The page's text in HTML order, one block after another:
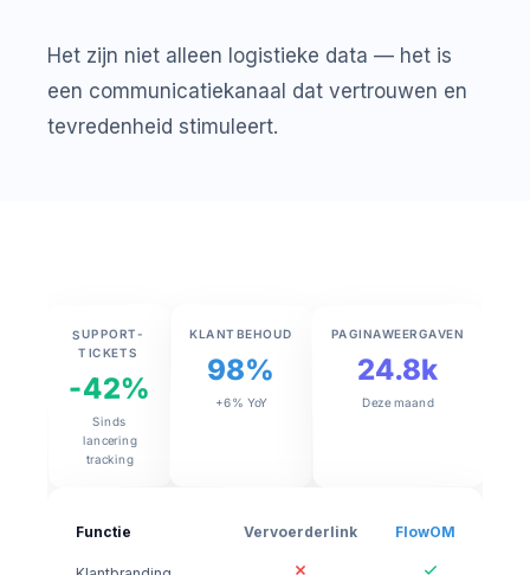
Het zijn niet alleen logistieke data — het is
een communicatiekanaal dat vertrouwen en
tevredenheid stimuleert.
SUPPORT-
TICKETS
-42%
Sinds
lancering
tracking
KLANTBEHOUD
98%
+6% YoY
PAGINAWEERGAVEN
24.8k
Deze maand
Functie Vervoerderlink FlowOMS